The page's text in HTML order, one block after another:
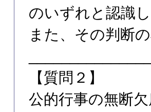
のいずれと認識
また、その判断
【質問２】
公的行事の無断